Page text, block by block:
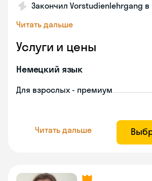
Закончил Vorstudienlehrgang в
Читать дальше
Услуги и цены
Немецкий язык
Для взрослых - премиум
Читать дальше